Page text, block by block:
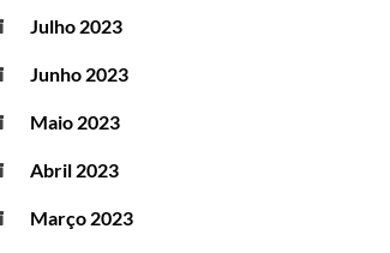
Julho 2023
Junho 2023
Maio 2023
Abril 2023
Março 2023